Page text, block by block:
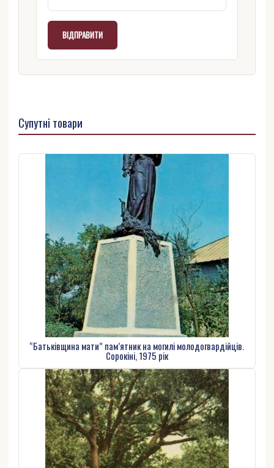
Супутні товари
“Батьківщина мати” пам’ятник на могилі молодогвардійців.
Сорокіні, 1975 рік